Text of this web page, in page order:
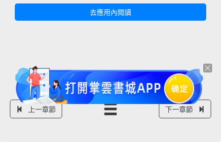
去應用內閱讀
上一章節 下一章節